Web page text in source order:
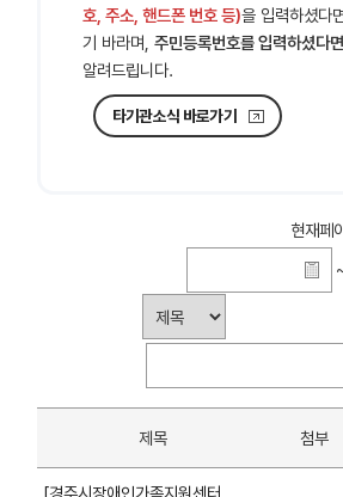
호, 주소, 핸드폰 번호 등)을 입력하셨다
기 바라며,주민등록번호를 입력하셨다
알려드립니다.
타기관소식 바로가기
현재페
제목 첨부
[경주시장애인가족지원센터]2026년